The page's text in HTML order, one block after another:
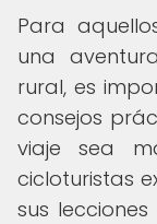
Para
una
rural, es
consejos
viaje sea
cicloturistas
sus